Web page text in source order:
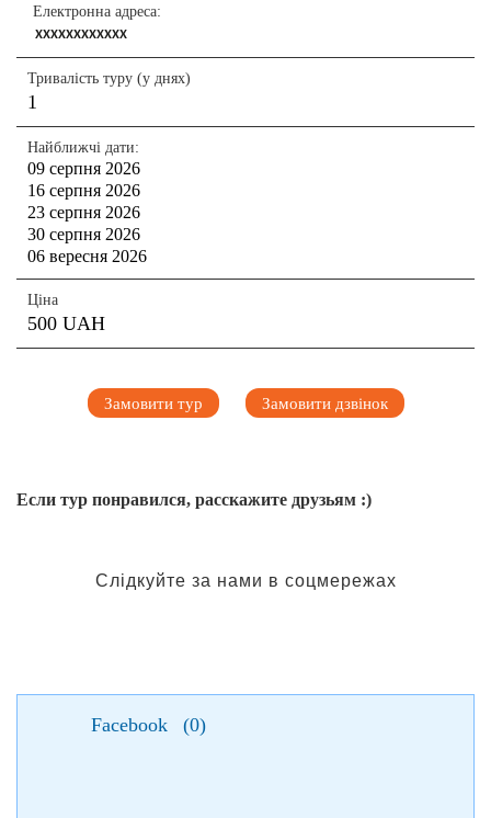
Електронна адреса:
XXXXXXXXXXXX
Тривалість туру (у днях)
1
Найближчі дати:
09 серпня 2026
16 серпня 2026
23 серпня 2026
30 серпня 2026
06 вересня 2026
Ціна
500 UAH
Замовити тур Замовити дзвінок
Если тур понравился, расскажите друзьям :)
Слідкуйте за нами в соцмережах
Facebook (0)